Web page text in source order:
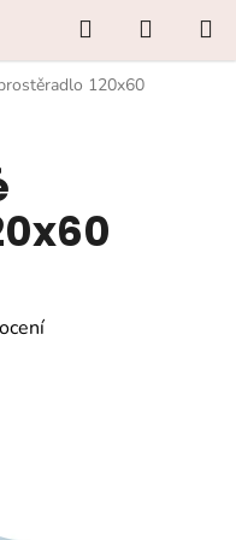
Hledat
KOŠÍK
120x60